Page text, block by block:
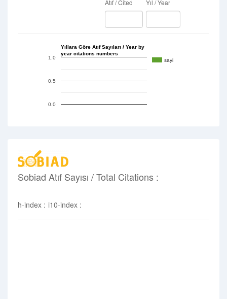
Atıf / Cited Yıl / Year
Yıllara Göre Atıf Sayıları / Year by
year citations numbers
sayi
0.0
0.5
1.0
Sobiad Atıf Sayısı / Total Citations :
h-index : i10-index :